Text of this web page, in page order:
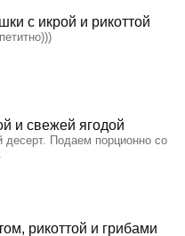
с икрой и рикоттой
и свежей ягодой
десерт. Подаем порционно со
рикоттой и грибами